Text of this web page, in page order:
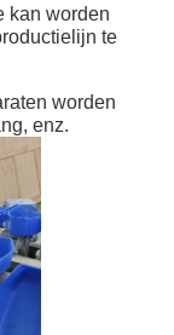
kan worden
te
worden
enz.